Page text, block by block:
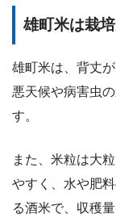
雄町米は栽
雄町米は、背丈
悪天候や病害虫
す。
また、米粒は大
やすく、水や肥
る酒米で、収穫